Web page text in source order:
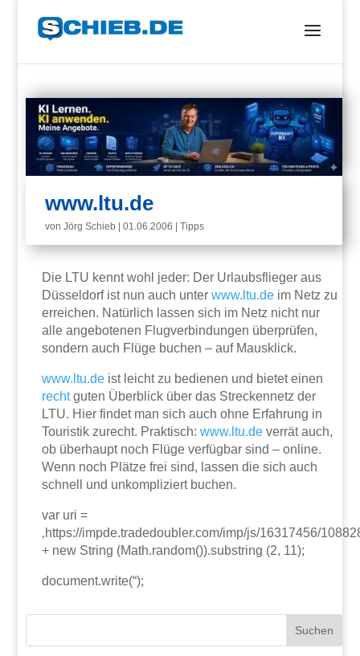
www.ltu.de
vonJörg Schieb |01.06.2006 |Tipps
Die LTU kennt wohl jeder: Der Urlaubsflieger aus
Düsseldorf ist nun auch unterwww.ltu.de im Netz zu
erreichen. Natürlich lassen sich im Netz nicht nur
alle angebotenen Flugverbindungen überprüfen,
sondern auch Flüge buchen – auf Mausklick.
www.ltu.de ist leicht zu bedienen und bietet einen
rechtguten Überblick über das Streckennetz der
LTU. Hier findet man sich auch ohne Erfahrung in
Touristik zurecht. Praktisch:www.ltu.de verrät auch,
ob überhaupt noch Flüge verfügbar sind – online.
Wenn noch Plätze frei sind, lassen die sich auch
schnell und unkompliziert buchen.
var uri =
‚https://impde.tradedoubler.com/imp/js/16317456/
+ new String (Math.random()).substring (2, 11);
document.write(“);